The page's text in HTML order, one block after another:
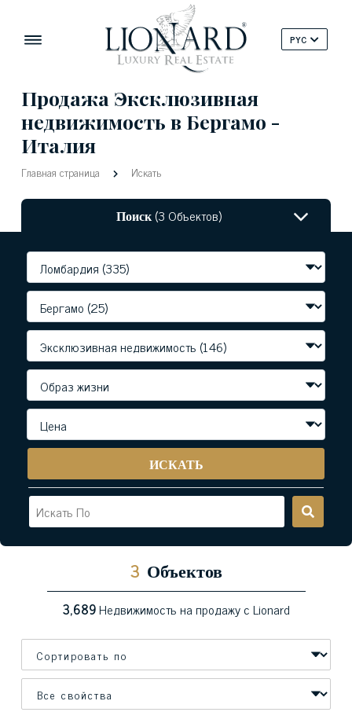
PYC
Продажа Эксклюзивная
недвижимость в Бергамо -
Италия
Главная страница Искать
Поиск(3 Объектов)
ИСКАТЬ
3 Объектов
3,689Недвижимость на продажу с Lionard